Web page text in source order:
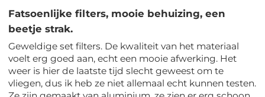
Fatsoenlijke filters, mooie behuizing, een
beetje strak.
Geweldige set filters. De kwaliteit van het materiaal
voelt erg goed aan, echt een mooie afwerking. Het
weer is hier de laatste tijd slecht geweest om te
vliegen, dus ik heb ze niet allemaal echt kunnen testen.